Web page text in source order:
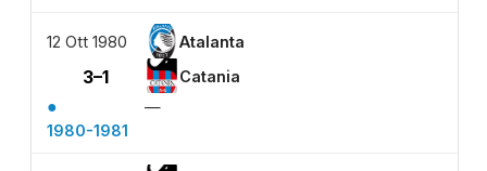
12 Ott 1980 Atalanta
3–1 Catania
●
—
1980-1981